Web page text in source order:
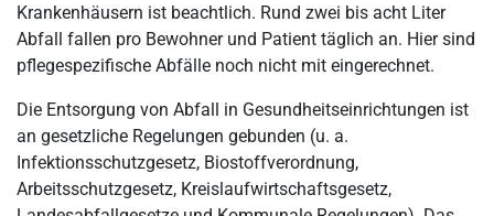
Krankenhäusern ist beachtlich. Rund zwei bis acht Liter
Abfall fallen pro Bewohner und Patient täglich an. Hier sind
pflegespezifische Abfälle noch nicht mit eingerechnet.
Die Entsorgung von Abfall in Gesundheitseinrichtungen ist
an gesetzliche Regelungen gebunden (u. a.
Infektionsschutzgesetz, Biostoffverordnung,
Arbeitsschutzgesetz, Kreislaufwirtschaftsgesetz,